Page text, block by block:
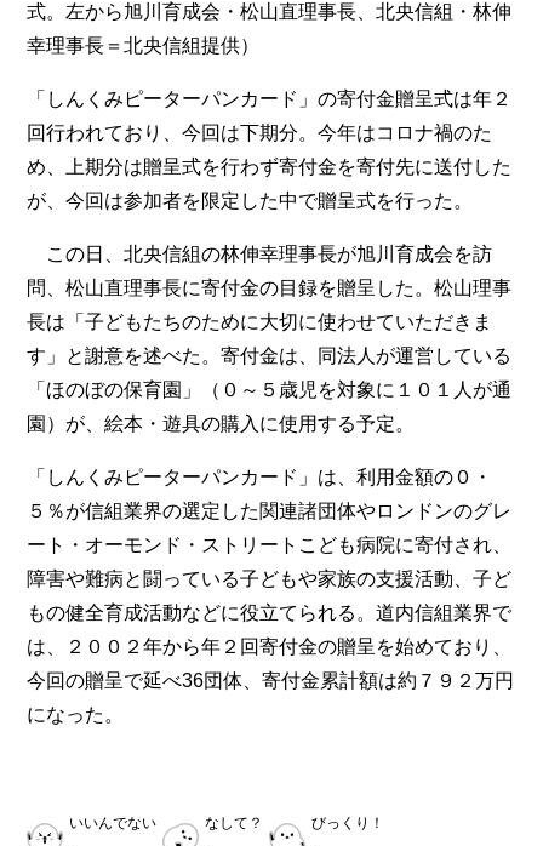
式。左から旭川育成会・松山直理事長、北央信組・林伸
幸理事長＝北央信組提供）
「しんくみピーターパンカード」の寄付金贈呈式は年２
回行われており、今回は下期分。今年はコロナ禍のた
め、上期分は贈呈式を行わず寄付金を寄付先に送付した
が、今回は参加者を限定した中で贈呈式を行った。
この日、北央信組の林伸幸理事長が旭川育成会を訪
問、松山直理事長に寄付金の目録を贈呈した。松山理事
長は「子どもたちのために大切に使わせていただきま
す」と謝意を述べた。寄付金は、同法人が運営している
「ほのぼの保育園」（０～５歳児を対象に１０１人が通
園）が、絵本・遊具の購入に使用する予定。
「しんくみピーターパンカード」は、利用金額の０・
５％が信組業界の選定した関連諸団体やロンドンのグレ
ート・オーモンド・ストリートこども病院に寄付され、
障害や難病と闘っている子どもや家族の支援活動、子ど
もの健全育成活動などに役立てられる。道内信組業界で
は、２００２年から年２回寄付金の贈呈を始めており、
今回の贈呈で延べ36団体、寄付金累計額は約７９２万円
になった。
いいんでない なして？ びっくり！